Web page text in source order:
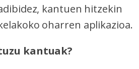
kantuen hitzekin
oharren aplikazioa.
kantuak?